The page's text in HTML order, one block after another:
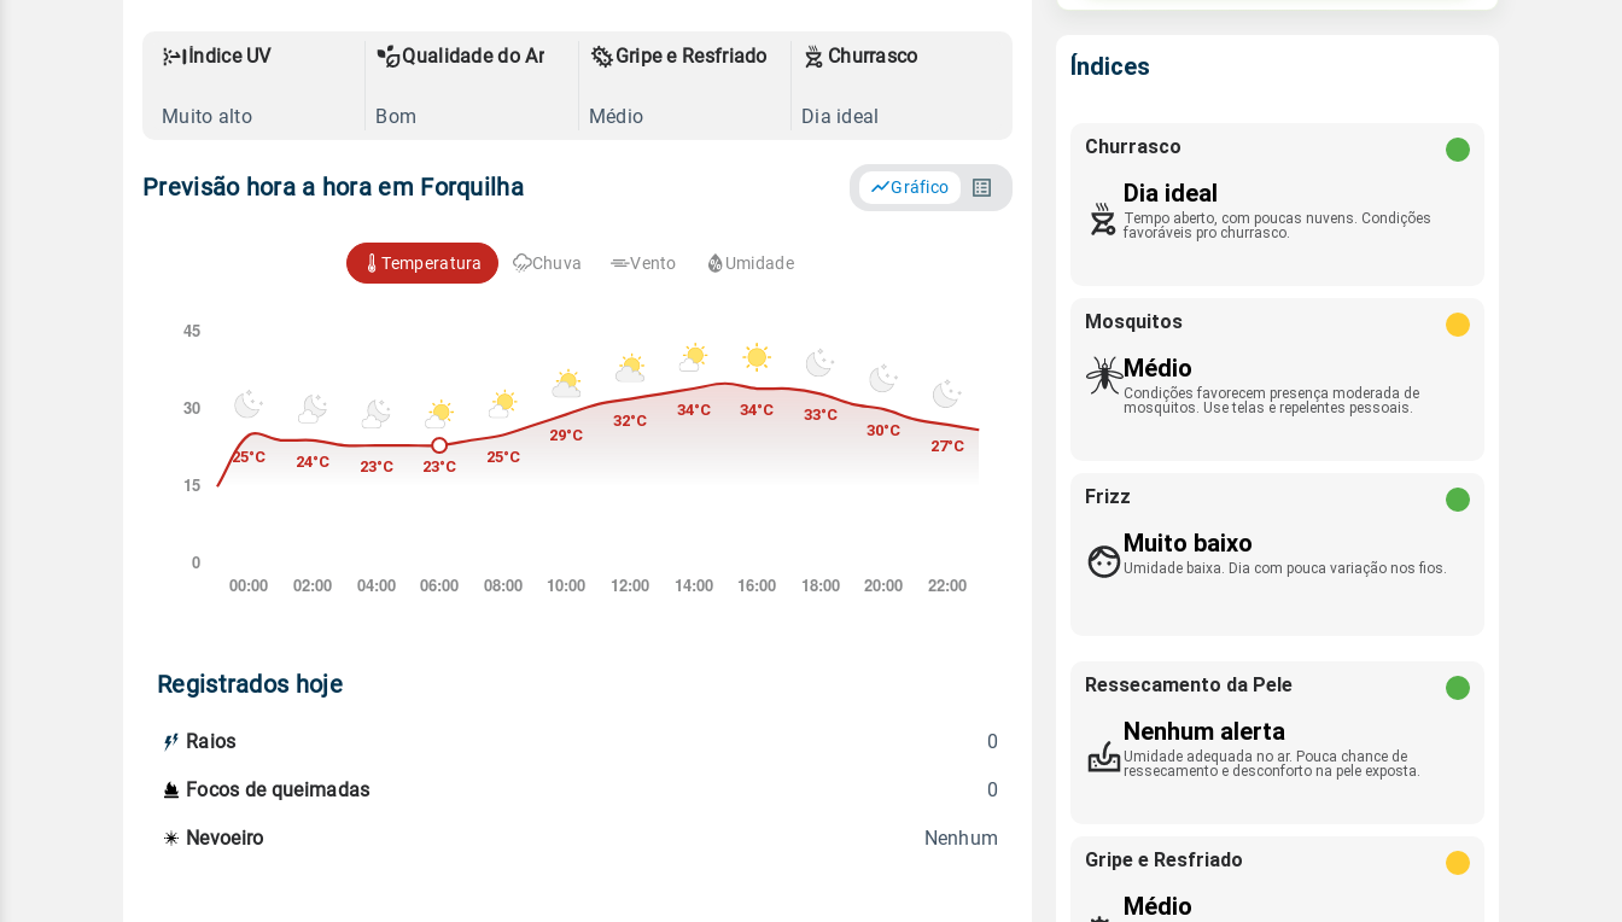
Índice UV
Muito alto
Qualidade do Ar
Bom
Gripe e Resfriado
Médio
Churrasco
Dia ideal
Previsão hora a hora em Forquilha Gráfico
Temperatura Chuva Vento Umidade
Registrados hoje
Raios 0
Focos de queimadas 0
Nevoeiro Nenhum
Índices
Churrasco
Dia ideal
Tempo aberto, com poucas nuvens. Condições
favoráveis pro churrasco.
Mosquitos
Médio
Condições favorecem presença moderada de
mosquitos. Use telas e repelentes pessoais.
Frizz
Muito baixo
Umidade baixa. Dia com pouca variação nos fios.
Ressecamento da Pele
Nenhum alerta
Umidade adequada no ar. Pouca chance de
ressecamento e desconforto na pele exposta.
Gripe e Resfriado
Médio